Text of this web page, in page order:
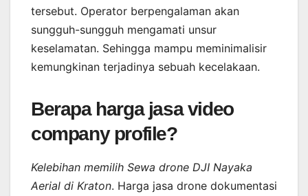
tersebut. Operator berpengalaman akan
sungguh-sungguh mengamati unsur
keselamatan. Sehingga mampu meminimalisir
kemungkinan terjadinya sebuah kecelakaan.
Berapa harga jasa video
company profile?
Kelebihan memilih Sewa drone DJI Nayaka
Aerial di Kraton. Harga jasa drone dokumentasi